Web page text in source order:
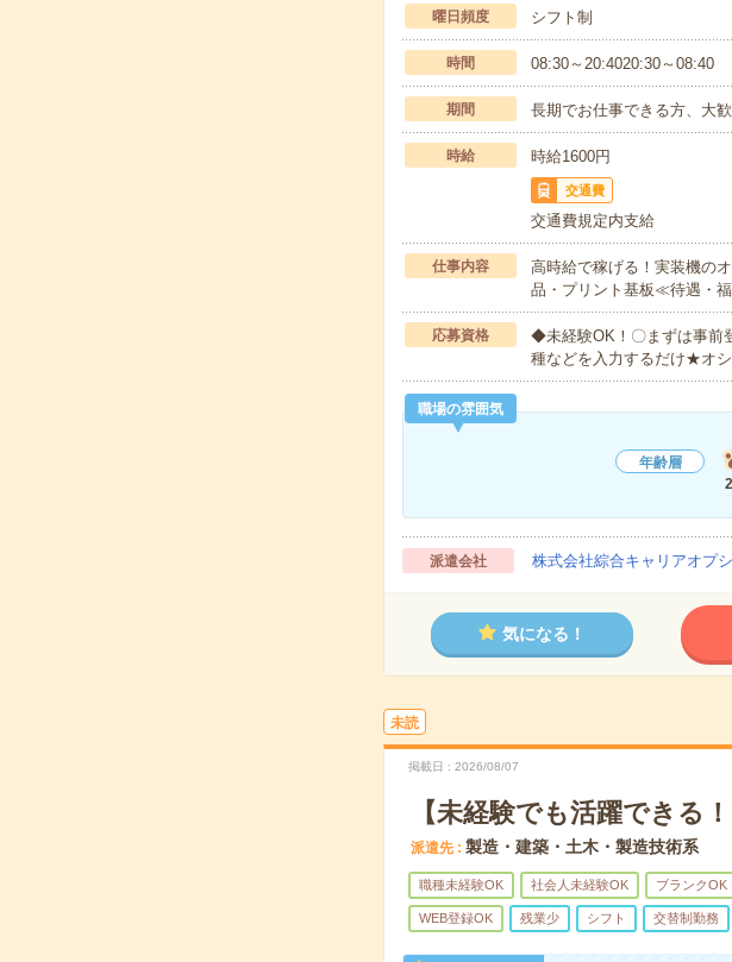
曜日頻度 シフト制
時間 08:30～20:4020:30～08:40
期間 長期でお仕事できる方、大歓
時給 時給1600円
交通費
交通費規定内支給
仕事内容
高時給で稼げる！実装機の
品・プリント基板≪待遇・
応募資格
◆未経験OK！〇まずは事前
種などを入力するだけ★オ
職場の雰囲気
年齢層
派遣会社 株式会社綜合キャリアオプ
気になる！
未読
掲載日 2026/08/07
【未経験でも活躍できる
派遣先 製造・建築・土木・製造技術系
職種未経験OK 社会人未経験OK ブランクOK
WEB登録OK 残業少 シフト 交替制勤務